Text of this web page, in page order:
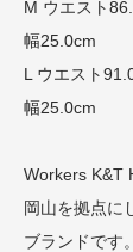
M ウエスト
幅25.0cm
L ウエスト
幅25.0cm
Workers K&T
岡山を拠点に
ブランドです。